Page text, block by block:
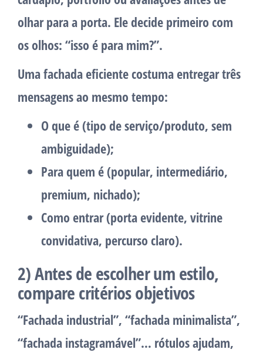
olhar para a porta. Ele decide primeiro com
os olhos: “isso é para mim?”.
Uma fachada eficiente costuma entregar três
mensagens ao mesmo tempo:
O que é(tipo de serviço/produto, sem
ambiguidade);
Para quem é(popular, intermediário,
premium, nichado);
Como entrar(porta evidente, vitrine
convidativa, percurso claro).
2) Antes de escolher um estilo,
compare critérios objetivos
“Fachada industrial”, “fachada minimalista”,
“fachada instagramável”… rótulos ajudam,